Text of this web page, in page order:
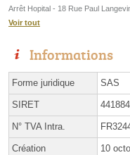
Arrêt Hopital - 18 Rue Paul
Voir tout
Informations
Forme juridique SAS
SIRET
N° TVA Intra.
Création 10